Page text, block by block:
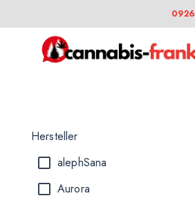
Hersteller
alephSana
Aurora